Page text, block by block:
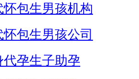
怀包生男孩机构
包生男孩公司
代孕生子助孕